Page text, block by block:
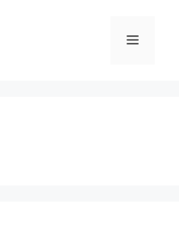
Menu